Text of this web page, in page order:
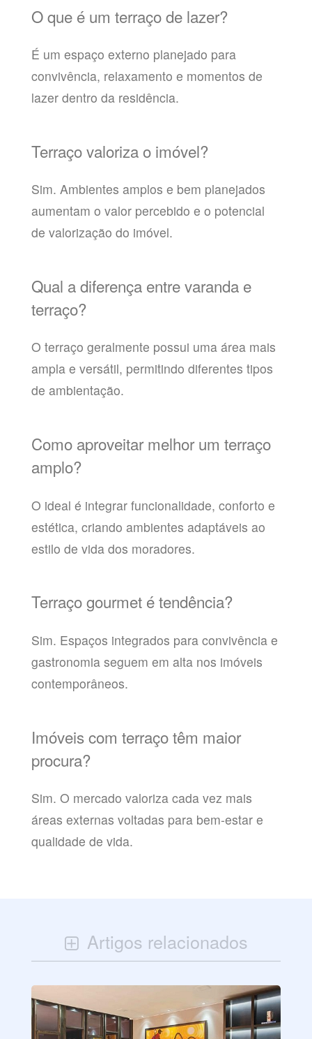
O que é um terraço de lazer?
É um espaço externo planejado para
convivência, relaxamento e momentos de
lazer dentro da residência.
Terraço valoriza o imóvel?
Sim. Ambientes amplos e bem planejados
aumentam o valor percebido e o potencial
de valorização do imóvel.
Qual a diferença entre varanda e
terraço?
O terraço geralmente possui uma área mais
ampla e versátil, permitindo diferentes tipos
de ambientação.
Como aproveitar melhor um terraço
amplo?
O ideal é integrar funcionalidade, conforto e
estética, criando ambientes adaptáveis ao
estilo de vida dos moradores.
Terraço gourmet é tendência?
Sim. Espaços integrados para convivência e
gastronomia seguem em alta nos imóveis
contemporâneos.
Imóveis com terraço têm maior
procura?
Sim. O mercado valoriza cada vez mais
áreas externas voltadas para bem-estar e
qualidade de vida.
Artigos relacionados